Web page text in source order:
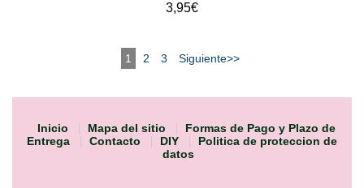
3,95€
1 2 3 Siguiente>>
Inicio Mapa del sitio
Formas de Pago y Plazo de
Entrega
Contacto DIY
Politica de proteccion de
datos